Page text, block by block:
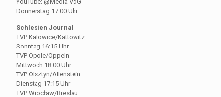
YouTube: @Media VdG
Donnerstag 17:00 Uhr
Schlesien Journal
TVP Katowice/Kattowitz
Sonntag 16:15 Uhr
TVP Opole/Oppeln
Mittwoch 18:00 Uhr
TVP Olsztyn/Allenstein
Dienstag 17:15 Uhr
TVP Wrocław/Breslau